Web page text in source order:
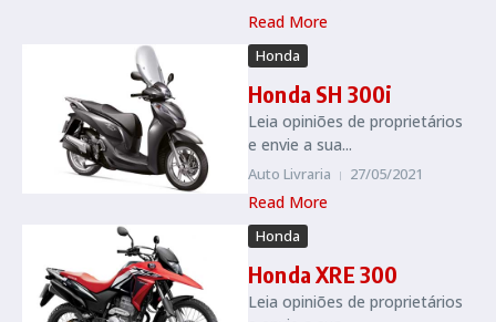
Read More
Honda
Honda SH 300i
Leia opiniões de proprietários
e envie a sua...
Auto Livraria 27/05/2021
Read More
Honda
Honda XRE 300
Leia opiniões de proprietários